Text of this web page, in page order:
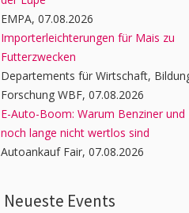
EMPA, 07.08.2026
Importerleichterungen für Mais zu
Futterzwecken
Departements für Wirtschaft,
Forschung WBF, 07.08.2026
E-Auto-Boom: Warum Benziner und
noch lange nicht wertlos sind
Autoankauf Fair, 07.08.2026
Neueste Events